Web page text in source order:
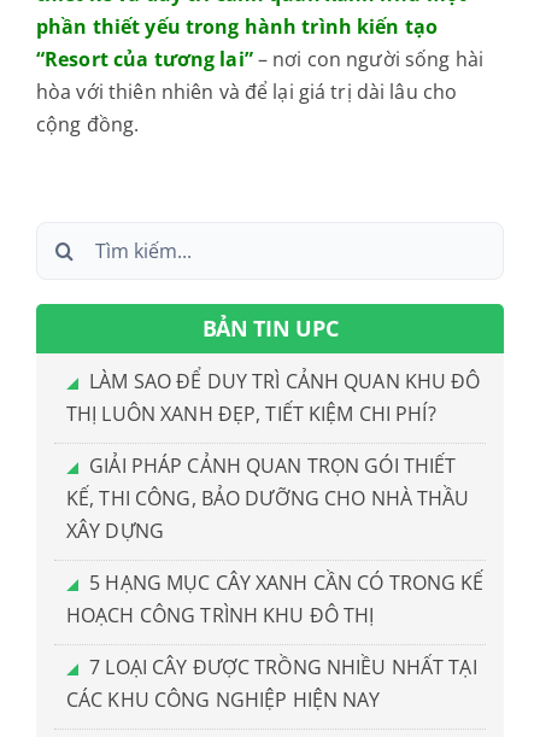
phần thiết yếu trong hành trình kiến tạo
“Resort của tương lai”– nơi con người sống hài
hòa với thiên nhiên và để lại giá trị dài lâu cho
cộng đồng.
Search
BẢN TIN UPC
LÀM SAO ĐỂ DUY TRÌ CẢNH QUAN KHU ĐÔ
THỊ LUÔN XANH ĐẸP, TIẾT KIỆM CHI PHÍ?
GIẢI PHÁP CẢNH QUAN TRỌN GÓI THIẾT
KẾ, THI CÔNG, BẢO DƯỠNG CHO NHÀ THẦU
XÂY DỰNG
5 HẠNG MỤC CÂY XANH CẦN CÓ TRONG KẾ
HOẠCH CÔNG TRÌNH KHU ĐÔ THỊ
7 LOẠI CÂY ĐƯỢC TRỒNG NHIỀU NHẤT TẠI
CÁC KHU CÔNG NGHIỆP HIỆN NAY